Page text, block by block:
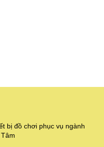
bị đồ chơi phục vụ ngành